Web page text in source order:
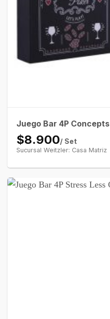
Juego Bar 4P Concepts
$8.900/ Set
Sucursal Weitzler: Casa Matriz